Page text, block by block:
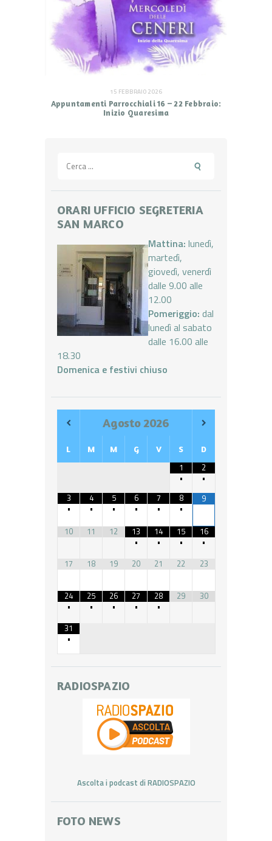
15 FEBBRAIO 2026
Appuntamenti Parrocchiali 16 – 22 Febbraio:
Inizio Quaresima
per:
ORARI UFFICIO SEGRETERIA
SAN MARCO
Mattina: lunedì,
martedì,
giovedì, venerdì
dalle 9.00 alle
12.00
Pomeriggio: dal
lunedì al sabato
dalle 16.00 alle
18.30
Domenica e festivi chiuso
Agosto 2026
L M M G V S D
1
•
2
•
3
•
4
•
5
•
6
•
7
•
8
•
9
10 11 12
13
•
14
•
15
•
16
•
17
18 19 20 21 22 23
24
•
25
•
26
•
27
•
28
•
29 30
31
•
RADIOSPAZIO
Ascolta i podcast di RADIOSPAZIO
FOTO NEWS